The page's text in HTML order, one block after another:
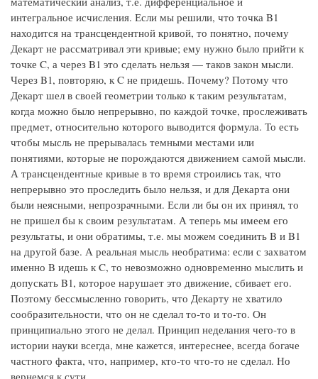
интегральное исчисления. Если мы решили, что точка B1
находится на трансцендентной кривой, то понятно, почему
Декарт не рассматривал эти кривые; ему нужно было прийти к
точке C, а через B1 это сделать нельзя — таков закон мысли.
Через B1, повторяю, к C не придешь. Почему? Потому что
Декарт шел в своей геометрии только к таким результатам,
когда можно было непрерывно, по каждой точке, прослеживать
предмет, относительно которого выводится формула. То есть
чтобы мысль не прерывалась темными местами или
понятиями, которые не порождаются движением самой мысли.
А трансцендентные кривые в то время строились так, что
непрерывно это проследить было нельзя, и для Декарта они
были неясными, непрозрачными. Если ли бы он их принял, то
не пришел бы к своим результатам. А теперь мы имеем его
результаты, и они обратимы, т.е. мы можем соединить B и B1
на другой базе. А реальная мысль необратима: если с захватом
именно B идешь к C, то невозможно одновременно мыслить и
допускать B1, которое нарушает это движение, сбивает его.
Поэтому бессмысленно говорить, что Декарту не хватило
сообразительности, что он не сделал то-то и то-то. Он
принципиально этого не делал. Принцип неделания чего-то в
истории науки всегда, мне кажется, интереснее, всегда богаче
частного факта, что, например, кто-то что-то не сделал. Но